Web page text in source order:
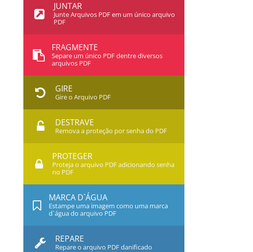
JUNTAR
Junte Arquivos PDF em um único arquivo
PDF
FRAGMENTE
Separe um único PDF dentre diversos
arquivos PDF
GIRE
Gire o Arquivo PDF
DESTRAVE
Remova a proteção por senha do PDF
PROTEGER
Proteja o arquivo PDF adicionando senha
no PDF
MARCA D`ÁGUA
Estampe uma imagem como uma marca
d`água do arquivo PDF
REPARE
Repare o arquivo PDF danificado